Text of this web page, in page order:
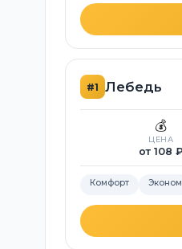
#1 Лебедь
💰
ЦЕНА
от 108 ₽
Комфорт Эконом